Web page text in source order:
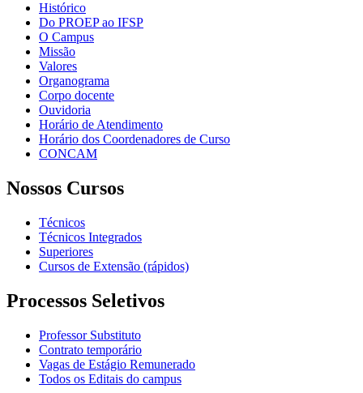
Histórico
Do PROEP ao IFSP
O Campus
Missão
Valores
Organograma
Corpo docente
Ouvidoria
Horário de Atendimento
Horário dos Coordenadores de Curso
CONCAM
Nossos Cursos
Técnicos
Técnicos Integrados
Superiores
Cursos de Extensão (rápidos)
Processos Seletivos
Professor Substituto
Contrato temporário
Vagas de Estágio Remunerado
Todos os Editais do campus